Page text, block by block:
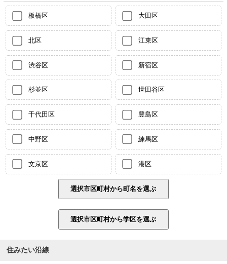
板橋区 大田区
北区 江東区
渋谷区 新宿区
杉並区 世田谷区
千代田区 豊島区
中野区 練馬区
文京区 港区
住みたい沿線